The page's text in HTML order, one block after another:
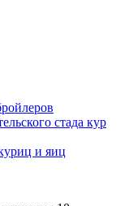
стада кур
и яиц